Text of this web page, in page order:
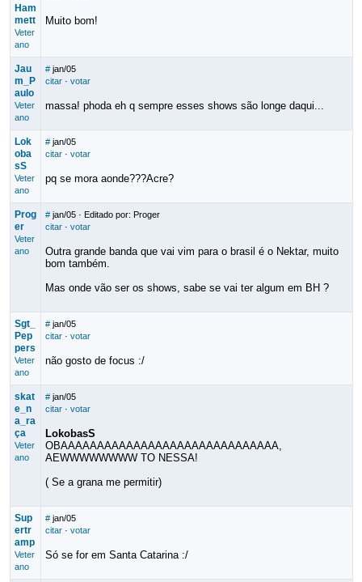
Ham
mett
Veter
ano
Muito bom!
Jau
m_P
aulo
Veter
ano
# jan/05
citar· votar
massa! phoda eh q sempre esses shows são longe daqui...
Lok
oba
sS
Veter
ano
# jan/05
citar· votar
pq se mora aonde???Acre?
Prog
er
Veter
ano
# jan/05· Editado por: Proger
citar· votar
Outra grande banda que vai vim para o brasil é o Nektar, muito
bom também.
Mas onde vão ser os shows, sabe se vai ter algum em BH ?
Sgt_
Pep
pers
Veter
ano
# jan/05
citar· votar
não gosto de focus :/
skat
e_n
a_ra
ça
Veter
ano
# jan/05
citar· votar
LokobasS
OBAAAAAAAAAAAAAAAAAAAAAAAAAAAAAA,
AEWWWWWWWW TO NESSA!
( Se a grana me permitir)
Sup
ertr
amp
Veter
ano
# jan/05
citar· votar
Só se for em Santa Catarina :/